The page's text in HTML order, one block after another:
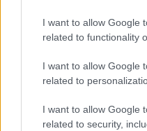
I want to allow Google
related to functionality
I want to allow Google
related to
I want to allow Google
related to security,
Αθλητικό δελτίο